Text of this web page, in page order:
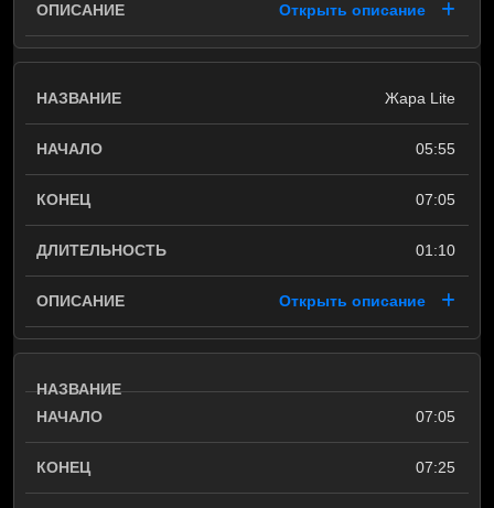
Открыть описание
Жара Lite
05:55
07:05
01:10
Открыть описание
07:05
07:25